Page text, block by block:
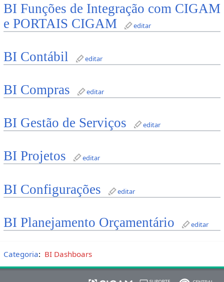
BI Funções de Integração com CIGAM
e PORTAIS CIGAM
editar
BI Contábil editar
BI Compras editar
BI Gestão de Serviços editar
BI Projetos editar
BI Configurações editar
BI Planejamento Orçamentário editar
Categoria: BI Dashboars